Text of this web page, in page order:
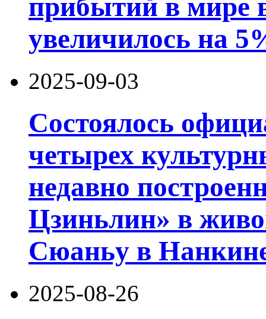
прибытий в мире
увеличилось на
2025-09-03
Состоялось
четырех
недавно
Цзиньлин» в
Сюаньу в
2025-08-26